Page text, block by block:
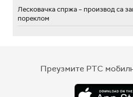
Лесковачка спржа – производ са
пореклом
Преузмите РТС